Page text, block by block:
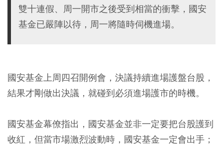
雙十連假、周一開市之後受到相當的衝擊，國安
基金已嚴陣以待，周一將隨時伺機進場。
國安基金上周四召開例會，決議持續進場護盤台股，
結果才剛做出決議，就碰到必須進場護市的時機。
國安基金幕僚指出，國安基金並非一定要把台股護到
收紅，但當市場激烈波動時，國安基金一定會出手；